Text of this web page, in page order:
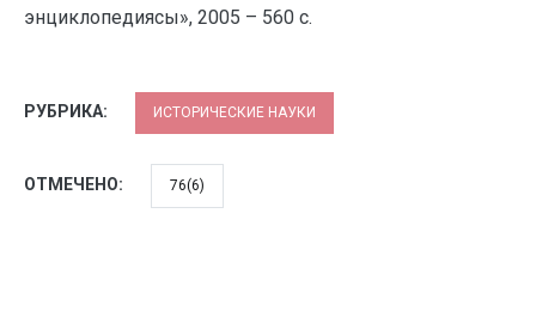
энциклопедиясы», 2005 – 560 с.
РУБРИКА: ИСТОРИЧЕСКИЕ НАУКИ
ОТМЕЧЕНО: 76(6)